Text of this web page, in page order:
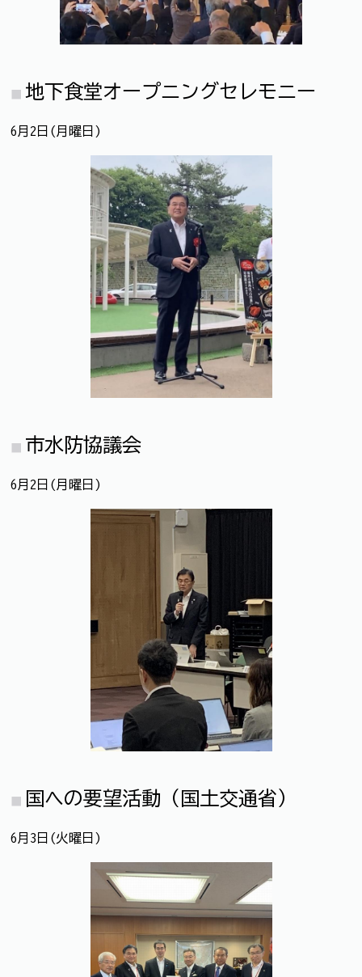
地下食堂オープニングセレモニー
6月2日(月曜日)
市水防協議会
6月2日(月曜日)
国への要望活動（国土交通省）
6月3日(火曜日)